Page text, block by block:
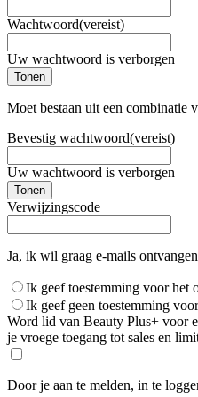
Wachtwoord(vereist)
Uw wachtwoord is verborgen
Tonen
Moet bestaan uit een combinatie
Bevestig wachtwoord(vereist)
Uw wachtwoord is verborgen
Tonen
Verwijzingscode
Ja, ik wil graag e-mails
Ik geef toestemming voor het
Ik geef geen toestemming
Word lid van Beauty Plus+ voor
je vroege toegang tot sales en
Door je aan te melden, in te